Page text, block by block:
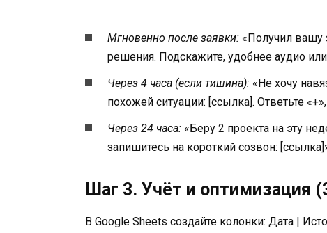
Мгновенно после заявки: «Получил вашу
решения. Подскажите, удобнее аудио или
Через 4 часа (если тишина): «Не хочу
похожей ситуации: [ссылка]. Ответьте
Через 24 часа: «Беру 2 проекта на эту
запишитесь на короткий созвон:
Шаг 3. Учёт и оптимизация
В Google Sheets создайте колонки: Дата |